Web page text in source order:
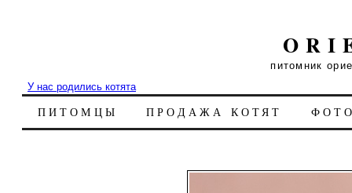
питомник
У нас родились котята
ПИТОМЦЫ ПРОДАЖА КОТЯТ